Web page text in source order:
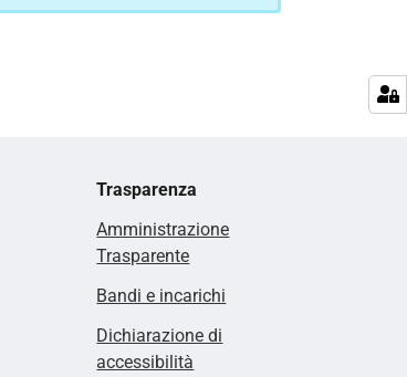
Trasparenza
Amministrazione
Trasparente
Bandi e incarichi
Dichiarazione di
accessibilità